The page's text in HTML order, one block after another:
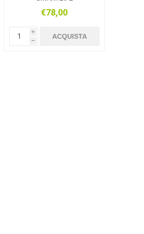
PANNELLO SOLARE
€78,00
i
h
ACQUISTA